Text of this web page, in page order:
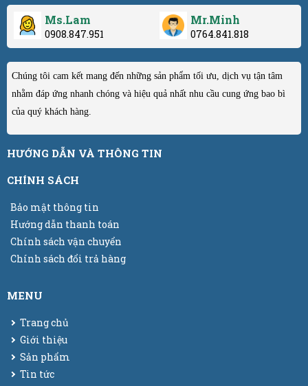
Ms.Lam
0908.847.951
Mr.Minh
0764.841.818
Chúng tôi cam kết mang đến những sản phẩm tối ưu, dịch vụ tận tâm
nhằm đáp ứng nhanh chóng và hiệu quả nhất nhu cầu cung ứng bao bì
của quý khách hàng.
HƯỚNG DẪN VÀ THÔNG TIN
CHÍNH SÁCH
Bảo mật thông tin
Hướng dẫn thanh toán
Chính sách vận chuyển
Chính sách đổi trả hàng
MENU
Trang chủ
Giới thiệu
Sản phẩm
Tin tức